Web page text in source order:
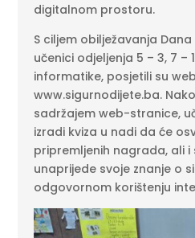
digitalnom prostoru.
S ciljem obilježavanja
učenici odjeljenja 5 – 3, 7 –
informatike, posjetili su
www.sigurnodijete.ba.
sadržajem web-stranice,
izradi kviza u nadi da će
pripremljenih nagrada, ali
unaprijede svoje znanje o
odgovornom korištenju